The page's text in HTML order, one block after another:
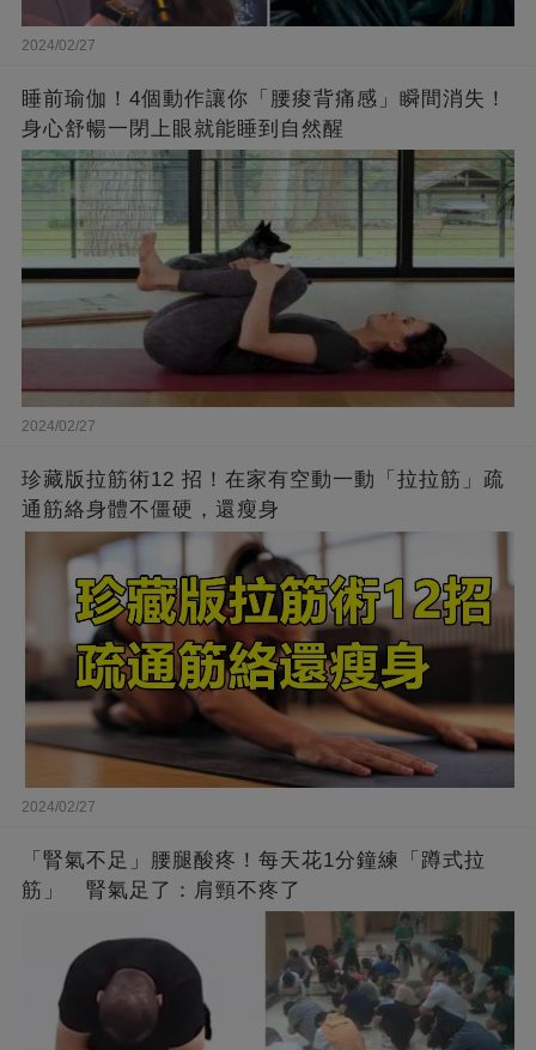
2024/02/27
睡前瑜伽！4個動作讓你「腰痠背痛感」瞬間消失！
身心舒暢一閉上眼就能睡到自然醒
2024/02/27
珍藏版拉筋術12 招！在家有空動一動「拉拉筋」疏
通筋絡身體不僵硬，還瘦身
2024/02/27
「腎氣不足」腰腿酸疼！每天花1分鐘練「蹲式拉
筋」 腎氣足了：肩頸不疼了